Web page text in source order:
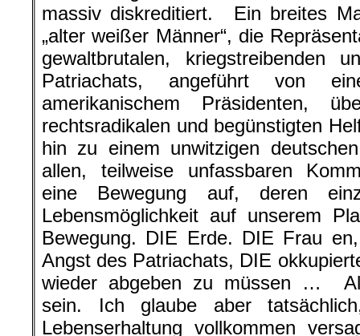
massiv diskreditiert. Ein breites
„alter weißer Männer“, die
gewaltbrutalen, kriegstreibenden
Patriachats, angeführt von
amerikanischem Präsidenten,
rechtsradikalen und begünstigten
hin zu einem unwitzigen
allen, teilweise unfassbaren
eine Bewegung auf, deren
Lebensmöglichkeit auf unserem
Bewegung. DIE Erde. DIE Frau
Angst des Patriachats, DIE
wieder abgeben zu müssen …
sein. Ich glaube aber
Lebenserhaltung vollkommen